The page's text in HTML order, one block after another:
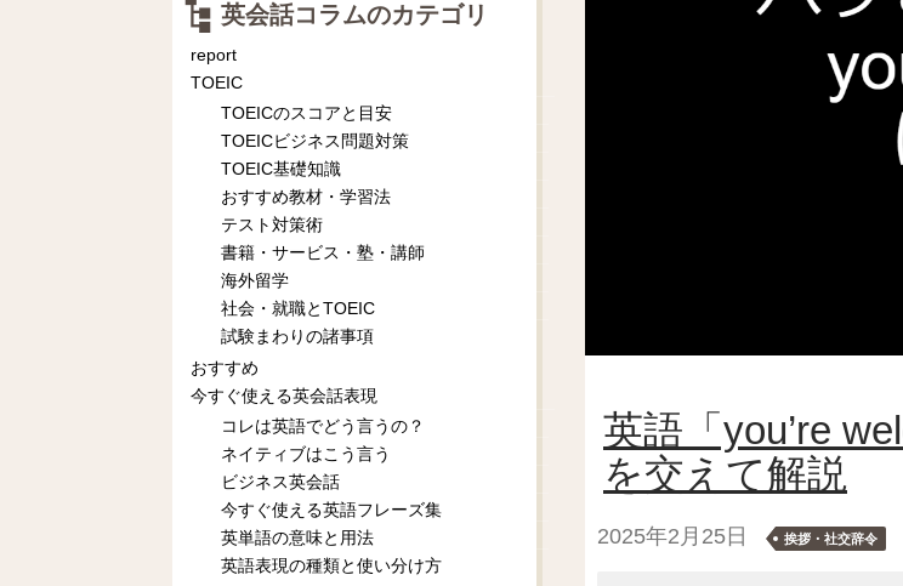
英語「you’re
を交えて解説
2025年2月25日 挨拶・社交辞令
英会話コラムのカテゴリ
report
TOEIC
TOEICのスコアと目安
TOEICビジネス問題対策
TOEIC基礎知識
おすすめ教材・学習法
テスト対策術
書籍・サービス・塾・講師
海外留学
社会・就職とTOEIC
試験まわりの諸事項
おすすめ
今すぐ使える英会話表現
コレは英語でどう言うの？
ネイティブはこう言う
ビジネス英会話
今すぐ使える英語フレーズ集
英単語の意味と用法
英語表現の種類と使い分け方